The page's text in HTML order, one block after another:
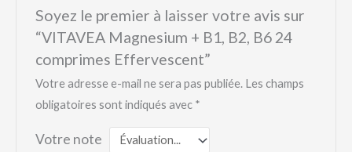
Soyez le premier à laisser votre avis sur
“VITAVEA Magnesium + B1, B2, B6 24
comprimes Effervescent”
Votre adresse e-mail ne sera pas publiée. Les champs
obligatoires sont indiqués avec *
Votre note